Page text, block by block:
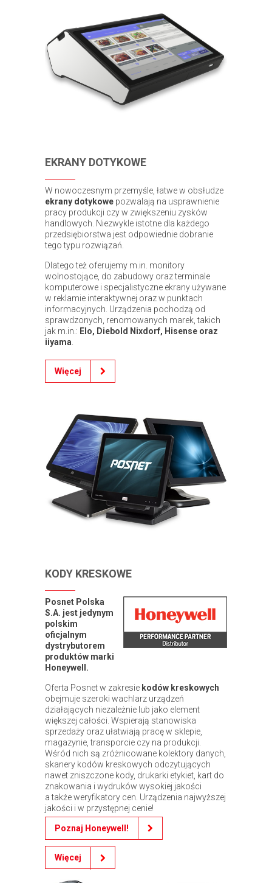
EKRANY DOTYKOWE
W nowoczesnym przemyśle, łatwe w obsłudze
ekrany dotykowe pozwalają na usprawnienie
pracy produkcji czy w zwiększeniu zysków
handlowych. Niezwykle istotne dla każdego
przedsiębiorstwa jest odpowiednie dobranie
tego typu rozwiązań.
Dlatego też oferujemy m.in. monitory
wolnostojące, do zabudowy oraz terminale
komputerowe i specjalistyczne ekrany używane
w reklamie interaktywnej oraz w punktach
informacyjnych. Urządzenia pochodzą od
sprawdzonych, renomowanych marek, takich
jak m.in.: Elo, Diebold Nixdorf, Hisense oraz
iiyama
Więcej
KODY KRESKOWE
Posnet Polska
S.A. jest jedynym
polskim
oficjalnym
dystrybutorem
produktów marki
Honeywell.
Oferta Posnet w zakresie kodów kreskowych
obejmuje szeroki wachlarz urządzeń
działających niezależnie lub jako element
większej całości. Wspierają stanowiska
sprzedaży oraz ułatwiają pracę w sklepie,
magazynie, transporcie czy na produkcji.
Wśród nich są zróżnicowane kolektory danych,
skanery kodów kreskowych odczytujących
nawet zniszczone kody, drukarki etykiet, kart do
znakowania i wydruków wysokiej jakości
a także weryfikatory cen. Urządzenia najwyższej
jakości i w przystępnej cenie!
Poznaj Honeywell!
Więcej